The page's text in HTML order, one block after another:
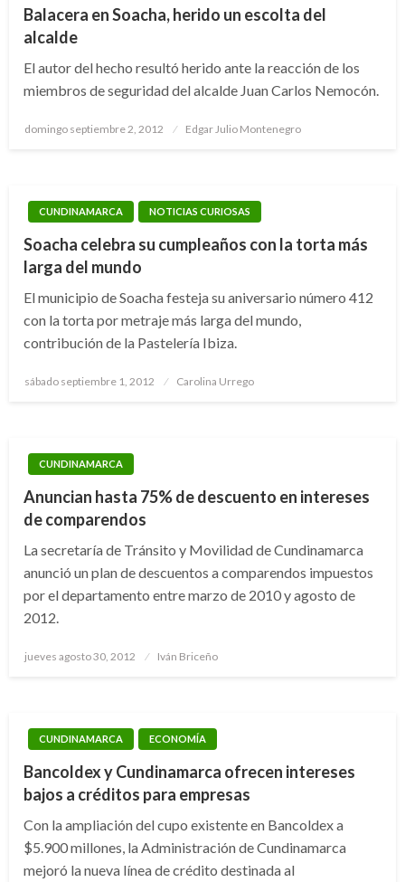
Balacera en Soacha, herido un escolta del
alcalde
El autor del hecho resultó herido ante la reacción de los
miembros de seguridad del alcalde Juan Carlos Nemocón.
Publicado
domingo septiembre 2, 2012 Edgar Julio Montenegro
CUNDINAMARCA NOTICIAS CURIOSAS
Soacha celebra su cumpleaños con la torta más
larga del mundo
El municipio de Soacha festeja su aniversario número 412
con la torta por metraje más larga del mundo,
contribución de la Pastelería Ibiza.
Publicado
sábado septiembre 1, 2012 Carolina Urrego
CUNDINAMARCA
Anuncian hasta 75% de descuento en intereses
de comparendos
La secretaría de Tránsito y Movilidad de Cundinamarca
anunció un plan de descuentos a comparendos impuestos
por el departamento entre marzo de 2010 y agosto de
2012.
Publicado
jueves agosto 30, 2012 Iván Briceño
CUNDINAMARCA ECONOMÍA
Bancoldex y Cundinamarca ofrecen intereses
bajos a créditos para empresas
Con la ampliación del cupo existente en Bancoldex a
$5.900 millones, la Administración de Cundinamarca
mejoró la nueva línea de crédito destinada al